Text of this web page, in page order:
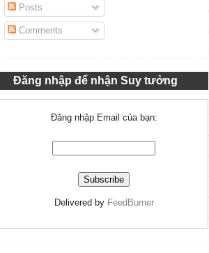
Posts
Comments
Đăng nhập để nhận Suy tưởng
Đăng nhập Email của bạn:
Delivered by FeedBurner